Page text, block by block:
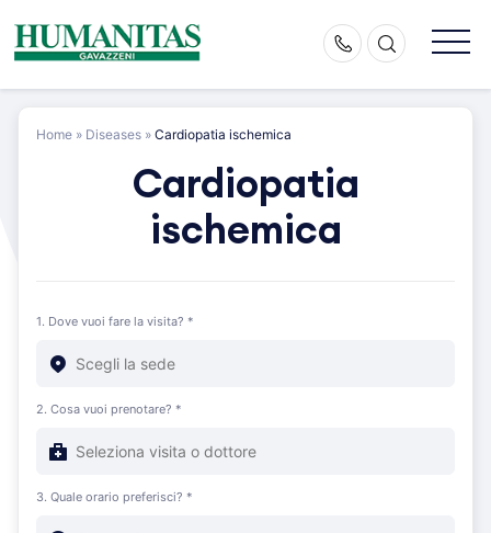
content
Home » Diseases » Cardiopatia ischemica
Cardiopatia
ischemica
1. Dove vuoi fare la visita? *
2. Cosa vuoi prenotare? *
3. Quale orario preferisci? *